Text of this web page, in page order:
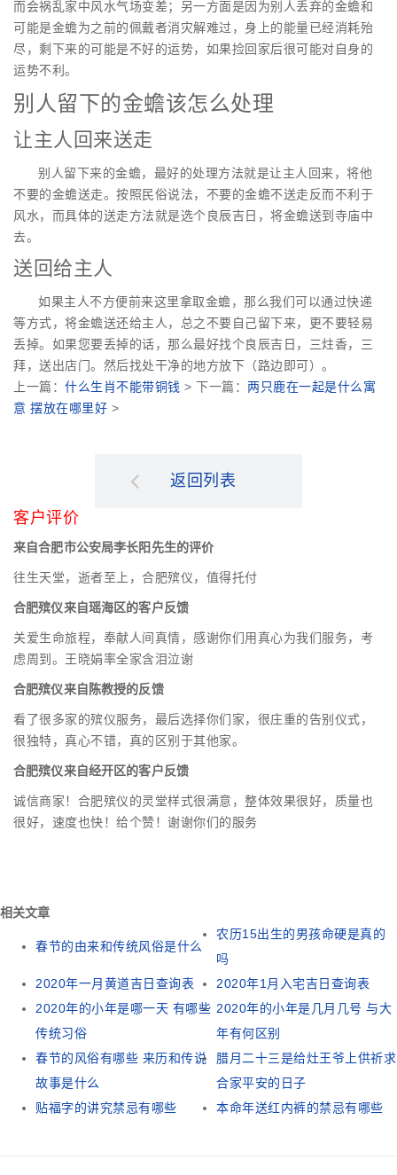
而会祸乱家中风水气场变差；另一方面是因为别人丢弃的金蟾和
可能是金蟾为之前的佩戴者消灾解难过，身上的能量已经消耗殆
尽，剩下来的可能是不好的运势，如果捡回家后很可能对自身的
运势不利。
别人留下的金蟾该怎么处理
让主人回来送走
别人留下来的金蟾，最好的处理方法就是让主人回来，将他
不要的金蟾送走。按照民俗说法，不要的金蟾不送走反而不利于
风水，而具体的送走方法就是选个良辰吉日，将金蟾送到寺庙中
去。
送回给主人
如果主人不方便前来这里拿取金蟾，那么我们可以通过快递
等方式，将金蟾送还给主人，总之不要自己留下来，更不要轻易
丢掉。如果您要丢掉的话，那么最好找个良辰吉日，三炷香，三
拜，送出店门。然后找处干净的地方放下（路边即可）。
上一篇： 什么生肖不能带铜钱 > 下一篇： 两只鹿在一起是什么寓
意 摆放在哪里好 >
返回列表
客户评价
来自合肥市公安局李长阳先生的评价
往生天堂，逝者至上，合肥殡仪，值得托付
合肥殡仪来自瑶海区的客户反馈
关爱生命旅程，奉献人间真情，感谢你们用真心为我们服务，考
虑周到。王晓娟率全家含泪泣谢
合肥殡仪来自陈教授的反馈
看了很多家的殡仪服务，最后选择你们家，很庄重的告别仪式，
很独特，真心不错，真的区别于其他家。
合肥殡仪来自经开区的客户反馈
诚信商家！合肥殡仪的灵堂样式很满意，整体效果很好，质量也
很好，速度也快！给个赞！谢谢你们的服务
相关文章
春节的由来和传统风俗是什么
农历15出生的男孩命硬是真的
吗
2020年一月黄道吉日查询表
2020年1月入宅吉日查询表
2020年的小年是哪一天 有哪些
传统习俗
2020年的小年是几月几号 与大
年有何区别
春节的风俗有哪些 来历和传说
故事是什么
腊月二十三是给灶王爷上供祈求
合家平安的日子
贴福字的讲究禁忌有哪些
本命年送红内裤的禁忌有哪些